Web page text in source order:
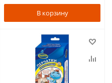
В корзину